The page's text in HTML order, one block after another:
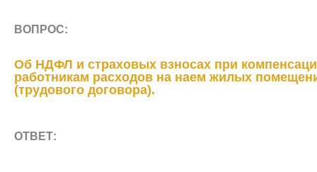
ВОПРОС:
Об НДФЛ и страховых взносах при
работникам расходов на наем жилых
(трудового договора).
ОТВЕТ: